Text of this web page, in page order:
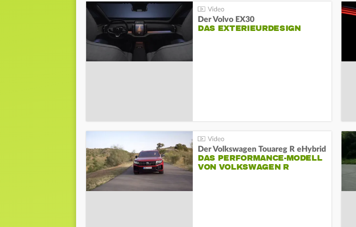
Der Volvo EX30
DAS EXTERIEURDESIGN
Der Volkswagen Touareg R eHybrid
DAS PERFORMANCE-MODELL
VON VOLKSWAGEN R